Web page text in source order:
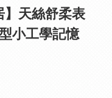
】天絲舒柔表
小工學記憶